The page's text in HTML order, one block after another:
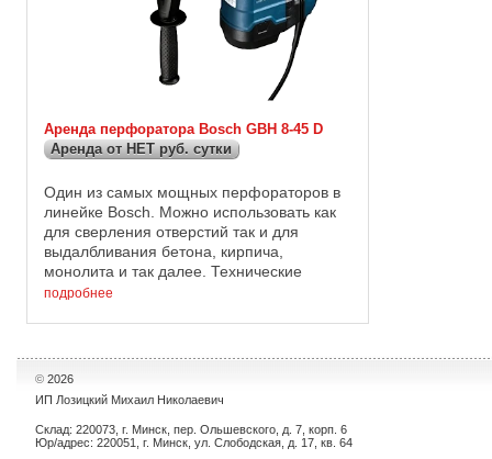
Аренда перфоратора Bosch GBH 8-45 D
Аренда от НЕТ руб. сутки
Один из самых мощных перфораторов в
линейке Bosch. Можно использовать как
для сверления отверстий так и для
выдалбливания бетона, кирпича,
монолита и так далее. Технические
данные Диаметр отверстия в бетоне : до
подробнее
© 2026
ИП Лозицкий Михаил Николаевич
Склад: 220073, г. Минск, пер. Ольшевского, д. 7, корп. 6
Юр/адрес: 220051, г. Минск, ул. Слободская, д. 17, кв. 64